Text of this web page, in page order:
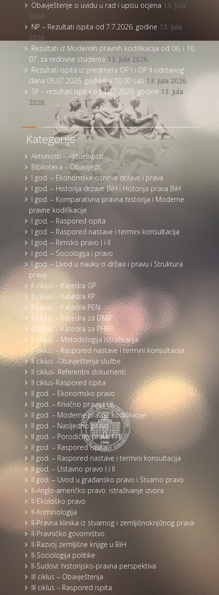
Obavještenje o uvidu u rad i upisu ocjena 13. Jula
2026.
NP – Rezultati ispita od 7.7.2026. godine 13. Jula
2026.
Rezultati iz Modernih pravnih kodifikacija od 06. i 10.
07. za redovne studente 13. Jula 2026.
Rezultati ispita iz predmeta OP I i OP II održanog
dana 06.07.2026. godine u 10,00 sati 13. Jula 2026.
SP – rezultati ispita od 10.7.2026. godine 13. Jula
2026.
Kategorije
Aktivnosti – Aktuelnosti
Biblioteka – Obavijesti
I god. – Ekonomske osnove države i prava
I god. – Historija drzave BiH i Historija prava BiH
I god. – Komparativna pravna historija i Moderne
pravne kodifikacije
I god. – Raspored ispita
I god. – Raspored nastave i termini konsultacija
I god. – Rimsko pravo I i II
I god. – Sociologija i pravo
I god. – Uvod u nauku o državi i pravu i Struktura
prava
II ciklus – Katedra GP
II ciklus – Katedra KP
II ciklus – Katedra PEN
II ciklus – Katedra za DMJP
II ciklus – Katedra za PHKP
II ciklus – Metodologija istraživanja
II ciklus – Raspored nastave i termini konsultacija
II ciklus -Obavještenja službe
II ciklus- Referentni dokumenti
II ciklus-Raspored ispita
II god. – Ekonomsko pravo
II god. – Krivično pravo I i II
II god. – Moderne pravne kodifikacije
II god. – Nasljedno pravo
II god. – Porodično pravo I i II
II god. – Raspored ispita
II god. – Raspored nastave i termini konsultacija
II god. – Ustavno pravo I i II
II god. – Uvod u građansko pravo i Stvarno pravo
II-Anglo-američko pravo: istraživanje izvora
II-Ekološko pravo
II-Kriminologija
II-Pravna klinika iz stvarnog i zemljišnoknjižnog prava
II-Pravničko govorništvo
II-Razvoj zemljišne knjige u BiH
II-Sociologija politike
II-Sudovi: historijsko-pravna perspektiva
III ciklus – Obavještenja
III ciklus – Raspored ispita